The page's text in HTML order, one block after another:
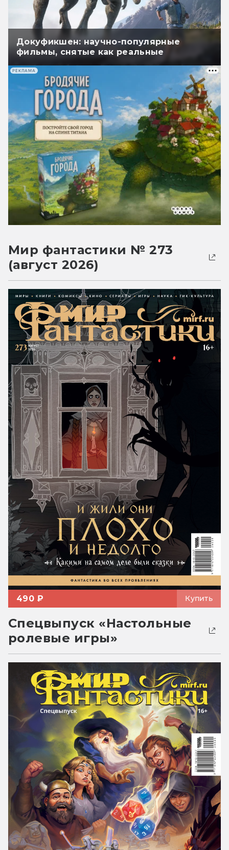
Докуфикшен: научно-популярные
фильмы, снятые как реальные
РЕКЛАМА
Мир фантастики № 273
(август 2026)
490 ₽ Купить
Спецвыпуск «Настольные
ролевые игры»